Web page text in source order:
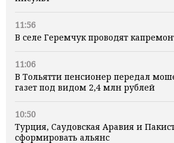
11:56
В селе Геремчук проводят
11:06
В Тольятти пенсионер передал
газет под видом 2,4 млн рублей
10:50
Турция, Саудовская Аравия и
сформировать альянс